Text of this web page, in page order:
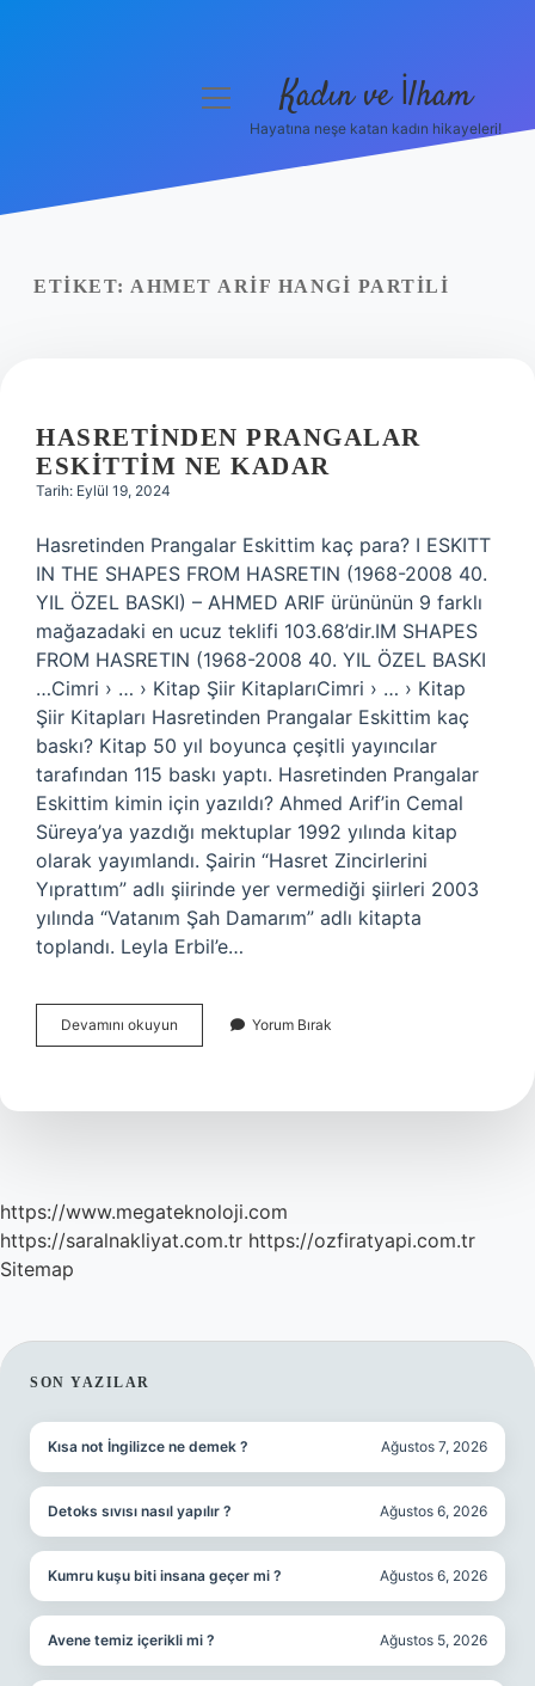
Yasal Uyarı
menüyü
Kadın ve İlham
Hayatına neşe katan kadın hikayeleri!
ETIKET: AHMET ARIF HANGI PARTILI
HASRETINDEN PRANGALAR
ESKITTIM NE KADAR
Tarih: Eylül 19, 2024
Hasretinden Prangalar Eskittim kaç para? I ESKITT
IN THE SHAPES FROM HASRETIN (1968-2008 40.
YIL ÖZEL BASKI) – AHMED ARIF ürününün 9 farklı
mağazadaki en ucuz teklifi 103.68’dir.IM SHAPES
FROM HASRETIN (1968-2008 40. YIL ÖZEL BASKI
…Cimri › … › Kitap Şiir KitaplarıCimri › … › Kitap
Şiir Kitapları Hasretinden Prangalar Eskittim kaç
baskı? Kitap 50 yıl boyunca çeşitli yayıncılar
tarafından 115 baskı yaptı. Hasretinden Prangalar
Eskittim kimin için yazıldı? Ahmed Arif’in Cemal
Süreya’ya yazdığı mektuplar 1992 yılında kitap
olarak yayımlandı. Şairin “Hasret Zincirlerini
Yıprattım” adlı şiirinde yer vermediği şiirleri 2003
yılında “Vatanım Şah Damarım” adlı kitapta
toplandı. Leyla Erbil’e…
Devamını okuyun Hasretinden
Prangalar
Kadar
Yorum Bırak
https://www.megateknoloji.com
https://saralnakliyat.com.tr https://ozfiratyapi.com.tr
Sitemap
SIDEBAR
SON YAZILAR
Kısa not İngilizce ne demek ? Ağustos 7, 2026
Detoks sıvısı nasıl yapılır ? Ağustos 6, 2026
Kumru kuşu biti insana geçer mi ? Ağustos 6, 2026
Avene temiz içerikli mi ? Ağustos 5, 2026